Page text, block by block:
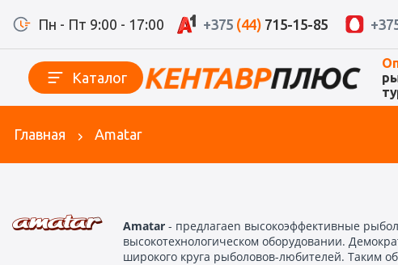
Пн - Пт 9:00 - 17:00 +375 (44) 715-15-85
Каталог
Главная Amatar
Amatar - предлагаеn высокоэффективные
высокотехнологическом оборудовании.
широкого круга рыболовов-любителей. Таким